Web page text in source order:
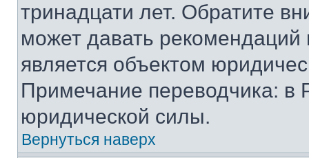
тринадцати лет. Обратите
может давать
является объектом
Примечание переводчика: в
юридической силы.
Вернуться наверх